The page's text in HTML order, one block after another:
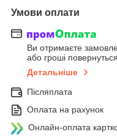
Умови оплати
Ви отримаєте
або гроші
Детальніше
Післяплата
Оплата на рахунок
Онлайн-оплата